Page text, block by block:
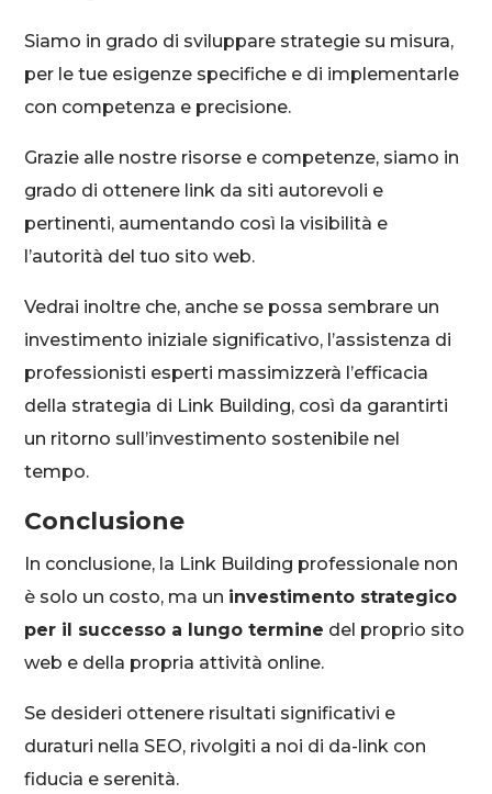
Siamo in grado di sviluppare strategie su misura,
per le tue esigenze specifiche e di implementarle
con competenza e precisione.
Grazie alle nostre risorse e competenze, siamo in
grado di ottenere link da siti autorevoli e
pertinenti, aumentando così la visibilità e
l’autorità del tuo sito web.
Vedrai inoltre che, anche se possa sembrare un
investimento iniziale significativo, l’assistenza di
professionisti esperti massimizzerà l’efficacia
della strategia di Link Building, così da garantirti
un ritorno sull’investimento sostenibile nel
tempo.
Conclusione
In conclusione, la Link Building professionale non
è solo un costo, ma un investimento strategico
per il successo a lungo termine del proprio sito
web e della propria attività online.
Se desideri ottenere risultati significativi e
duraturi nella SEO, rivolgiti a noi di da-link con
fiducia e serenità.